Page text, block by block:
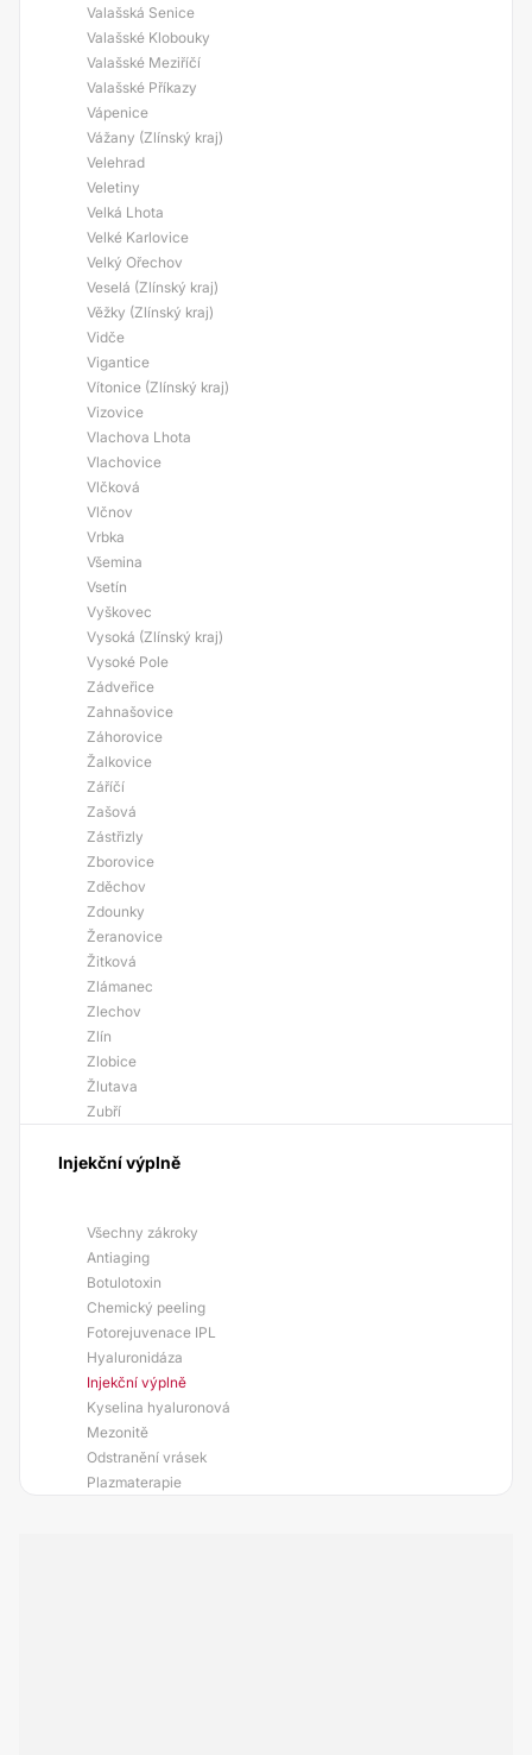
Valašská Senice
Valašské Klobouky
Valašské Meziříčí
Valašské Příkazy
Vápenice
Vážany (Zlínský kraj)
Velehrad
Veletiny
Velká Lhota
Velké Karlovice
Velký Ořechov
Veselá (Zlínský kraj)
Věžky (Zlínský kraj)
Vidče
Vigantice
Vítonice (Zlínský kraj)
Vizovice
Vlachova Lhota
Vlachovice
Vlčková
Vlčnov
Vrbka
Všemina
Vsetín
Vyškovec
Vysoká (Zlínský kraj)
Vysoké Pole
Zádveřice
Zahnašovice
Záhorovice
Žalkovice
Záříčí
Zašová
Zástřizly
Zborovice
Zděchov
Zdounky
Žeranovice
Žitková
Zlámanec
Zlechov
Zlín
Zlobice
Žlutava
Zubří
Injekční výplně
Všechny zákroky
Antiaging
Botulotoxin
Chemický peeling
Fotorejuvenace IPL
Hyaluronidáza
Injekční výplně
Kyselina hyaluronová
Mezonitě
Odstranění vrásek
Plazmaterapie